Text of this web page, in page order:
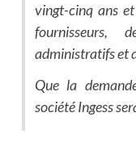
vingt-cinq ans
fournisseurs,
administratifs et
Que la
société Ingess